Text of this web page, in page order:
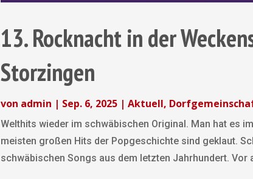
13. Rocknacht in der
Storzingen
von admin | Sep. 6, 2025| Aktuell,
Welthits wieder im schwäbischen Original. Man hat es
meisten großen Hits der Popgeschichte sind geklaut.
schwäbischen Songs aus dem letzten Jahrhundert.